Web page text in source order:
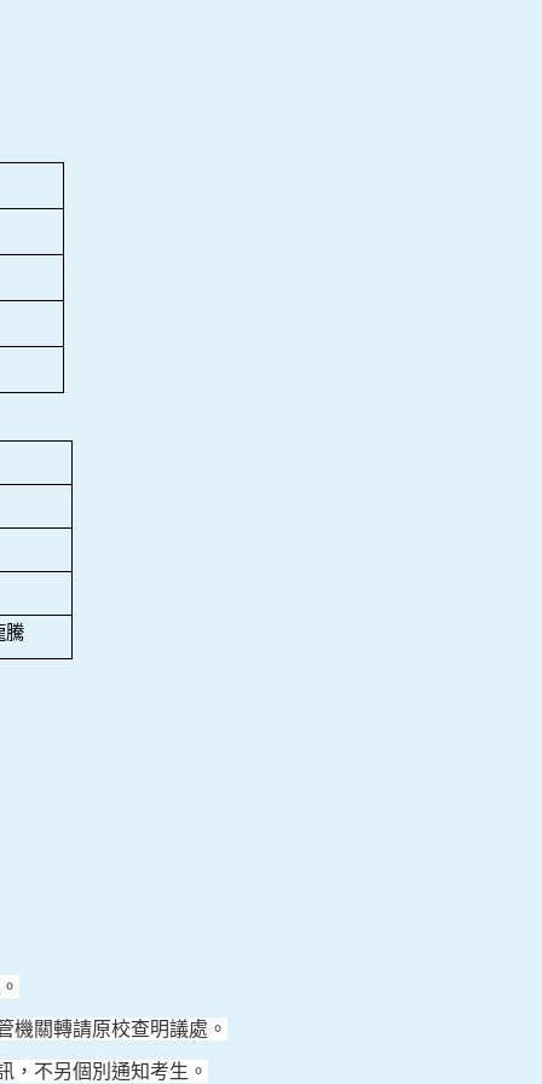
騰
。
機關轉請原校查明議處。
，不另個別通知考生。